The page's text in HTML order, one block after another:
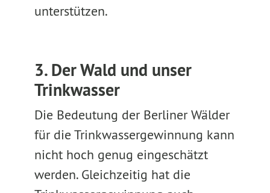
unterstützen.
3. Der Wald und unser
Trinkwasser
Die Bedeutung der Berliner Wälder
für die Trinkwassergewinnung kann
nicht hoch genug eingeschätzt
werden. Gleichzeitig hat die